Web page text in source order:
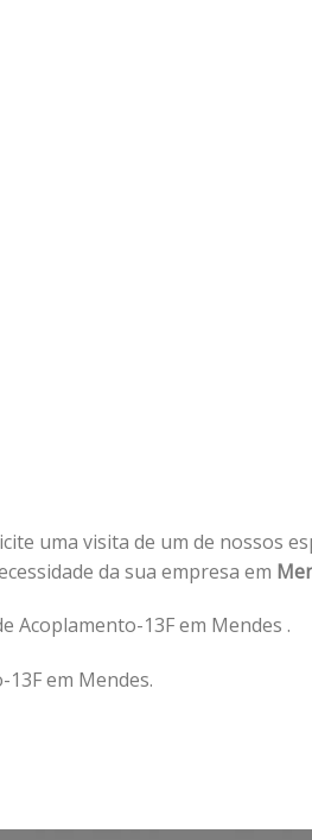
uma visita de um de nossos
da sua empresa em
Acoplamento-13F em Mendes .
em Mendes.